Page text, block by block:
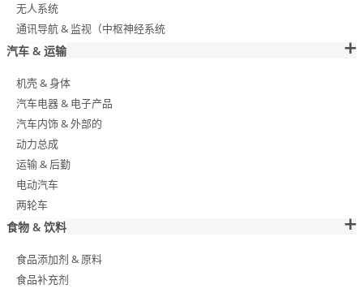
无人系统
通讯导航 & 监视（中枢神经系统
汽车 & 运输
机壳 & 身体
汽车电器 & 电子产品
汽车内饰 & 外部的
动力总成
运输 & 后勤
电动汽车
两轮车
食物 & 饮料
食品添加剂 & 原料
食品补充剂